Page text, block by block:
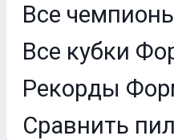
Все
Все кубки
Рекорды
Сравнить